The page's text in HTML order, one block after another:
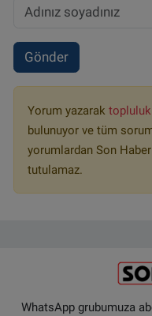
Gönder
Yorum yazarak topluluk
bulunuyor ve tüm
yorumlardan Son
tutulamaz.
WhatsApp grubumuza